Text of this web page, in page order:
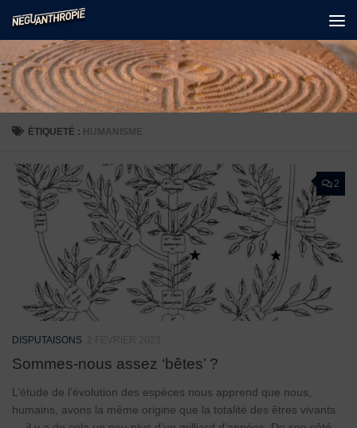
Skip to content
ÉTIQUETÉ : HUMANISME
2
DISPUTAISONS
Sommes-nous assez ‘bêtes’ ?
L’étude de l’évolution des espèces nous apprend que nous,
humains, avons la même origine que la totalité des êtres vivants